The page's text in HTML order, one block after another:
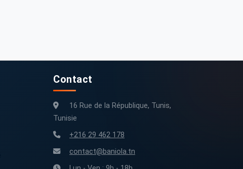
Contact
16 Rue de la République, Tunis,
Tunisie
+216 29 462 178
contact@baniola.tn